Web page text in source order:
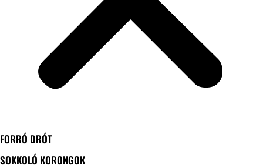
FORRÓ DRÓT
SOKKOLÓ KORONGOK